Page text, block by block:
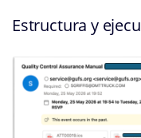
Estructura y